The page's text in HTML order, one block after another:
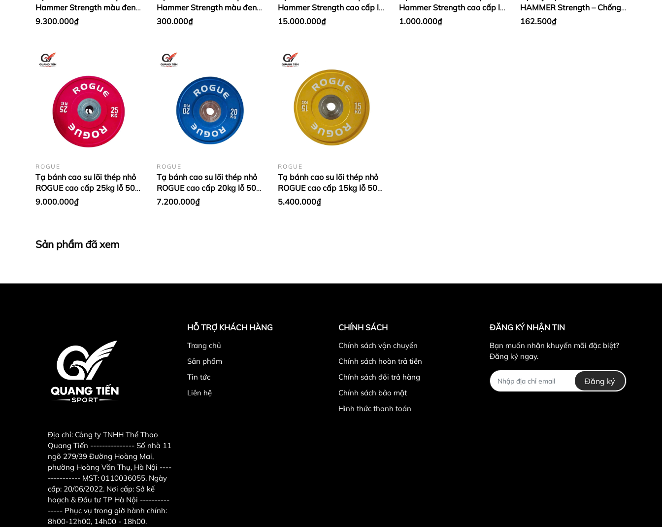
Hammer Strength màu đen
cao cấp lỗ 50 nhập khẩu (giá
9.300.000₫
Hammer Strength màu đen
cao cấp lỗ 50 nhập khẩu (giá
300.000₫
Hammer Strength cao cấp lỗ
50 nhập khẩu (Set 5 - 25kg)
15.000.000₫
Hammer Strength cao cấp lỗ
50 nhập khẩu (giá 1 cặp)
1.000.000₫
HAMMER Strength – Chống
Rơi Vỡ, Tay Cầm Inox Chống
162.500₫
ROGUE
Tạ bánh cao su lõi thép nhỏ
ROGUE cao cấp 25kg lỗ 50
nhập khẩu - Màu đỏ (1 cặp)
9.000.000₫
ROGUE
Tạ bánh cao su lõi thép nhỏ
ROGUE cao cấp 20kg lỗ 50
nhập khẩu - Màu Xanh
7.200.000₫
ROGUE
Tạ bánh cao su lõi thép nhỏ
ROGUE cao cấp 15kg lỗ 50
nhập khẩu - Màu Vàng (1
5.400.000₫
Sản phẩm đã xem
Địa chỉ: Công ty TNHH Thể Thao
Quang Tiến --------------- Số nhà 11
ngõ 279/39 Đường Hoàng Mai,
phường Hoàng Văn Thụ, Hà Nội ----
----------- MST: 0110036055. Ngày
cấp: 20/06/2022. Nơi cấp: Sở kế
hoạch & Đầu tư TP Hà Nội ----------
----- Phục vụ trong giờ hành chính:
8h00-12h00, 14h00 - 18h00.
HỖ TRỢ KHÁCH HÀNG
Trang chủ
Sản phẩm
Tin tức
Liên hệ
CHÍNH SÁCH
Chính sách vận chuyển
Chính sách hoàn trả tiền
Chính sách đổi trả hàng
Chính sách bảo mật
Hình thức thanh toán
ĐĂNG KÝ NHẬN TIN
Bạn muốn nhận khuyến mãi đặc biệt?
Đăng ký ngay.
Đăng ký